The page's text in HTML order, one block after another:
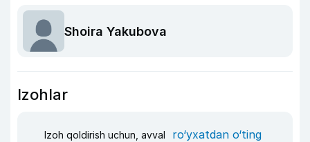
Shoira Yakubova
Izohlar
Izoh qoldirish uchun, avval ro‘yxatdan o‘ting